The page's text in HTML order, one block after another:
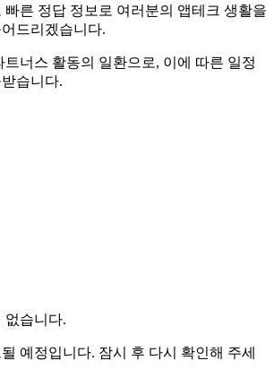
빠른 정답 정보로 여러분의 앱테크 생활을
드리겠습니다.
트너스 활동의 일환으로, 이에 따른 일정
습니다.
없습니다.
예정입니다. 잠시 후 다시 확인해 주세